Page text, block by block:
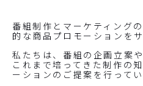
番組制作とマーケティング
的な商品プロモーションを
私たちは、番組の企画立案
これまで培ってきた制作の
ーションのご提案を行ってい